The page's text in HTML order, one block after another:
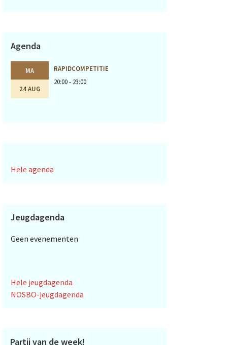
Agenda
MA
24 AUG
RAPIDCOMPETITIE
20:00 - 23:00
Hele agenda
Jeugdagenda
Geen evenementen
Hele jeugdagenda
NOSBO-jeugdagenda
Partij van de week!